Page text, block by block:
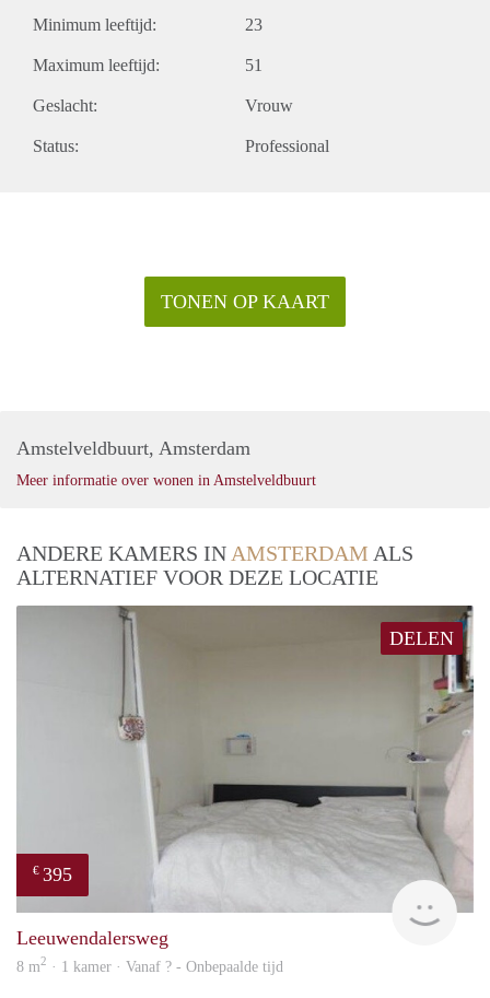
Minimum leeftijd: 23
Maximum leeftijd: 51
Geslacht: Vrouw
Status: Professional
TONEN OP KAART
Amstelveldbuurt, Amsterdam
Meer informatie over wonen in Amstelveldbuurt
ANDERE KAMERS INAMSTERDAM ALS
ALTERNATIEF VOOR DEZE LOCATIE
DELEN
€ 395
Leeuwendalersweg
8 m2 · 1 kamer · Vanaf ? - Onbepaalde tijd